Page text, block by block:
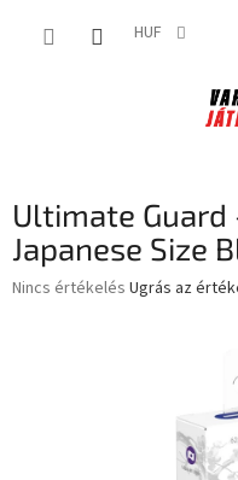
HUF
Ultimate Guard
Japanese Size
A
Nincs értékelés Ugrás az